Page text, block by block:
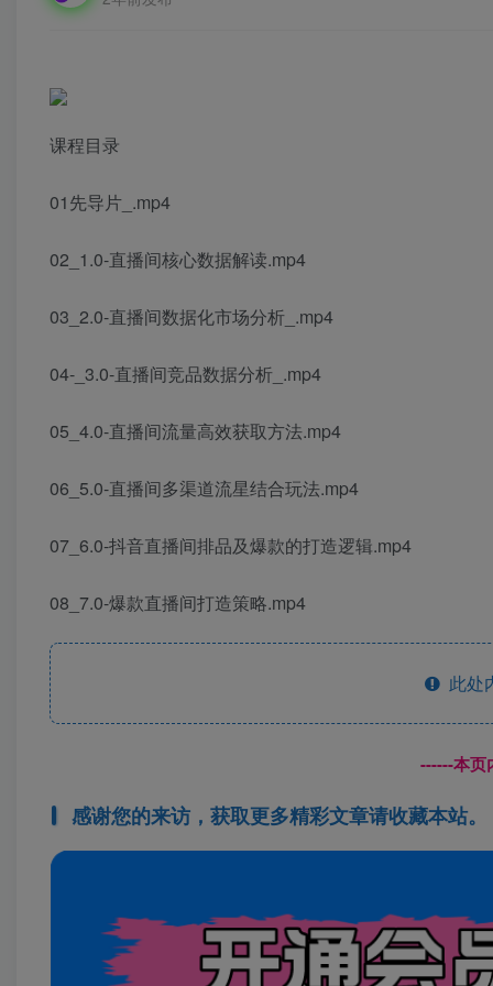
课程目录
01先导片_.mp4
02_1.0-直播间核心数据解读.mp4
03_2.0-直播间数据化市场分析_.mp4
04-_3.0-直播间竞品数据分析_.mp4
05_4.0-直播间流量高效获取方法.mp4
06_5.0-直播间多渠道流星结合玩法.mp4
07_6.0-抖音直播间排品及爆款的打造逻辑.mp4
08_7.0-爆款直播间打造策略.mp4
此处
------本页
感谢您的来访，获取更多精彩文章请收藏本站。